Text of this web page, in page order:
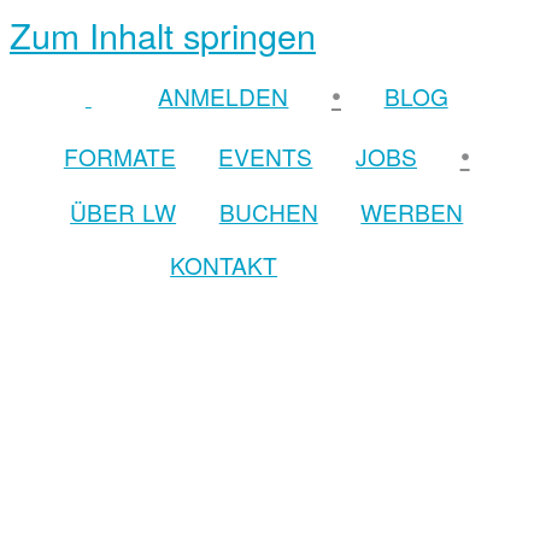
Zum Inhalt springen
ANMELDEN •
BLOG
FORMATE
EVENTS JOBS •
ÜBER LW BUCHEN
WERBEN
KONTAKT